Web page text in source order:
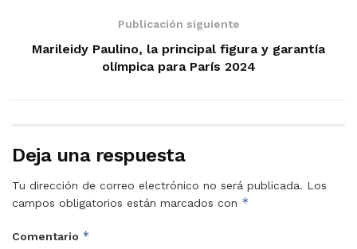
Publicación siguiente
Marileidy Paulino, la principal figura y garantía
olímpica para París 2024
Deja una respuesta
Tu dirección de correo electrónico no será publicada. Los
campos obligatorios están marcados con *
Comentario *